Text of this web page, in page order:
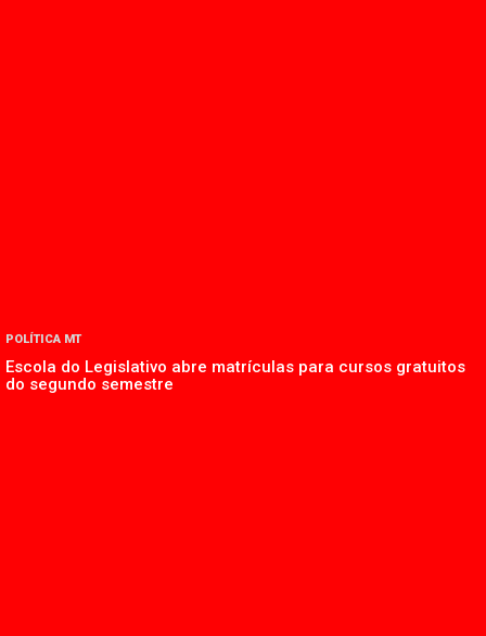
POLÍTICA MT
Escola do Legislativo abre matrículas para cursos gratuitos
do segundo semestre